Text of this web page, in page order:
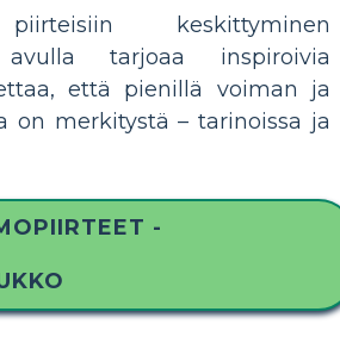
keskittyminen
avulla tarjoaa inspiroivia
että pienillä voiman ja
on merkitystä – tarinoissa ja
-